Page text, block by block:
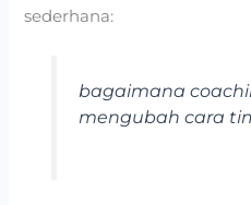
sederhana:
bagaimana
mengubah cara